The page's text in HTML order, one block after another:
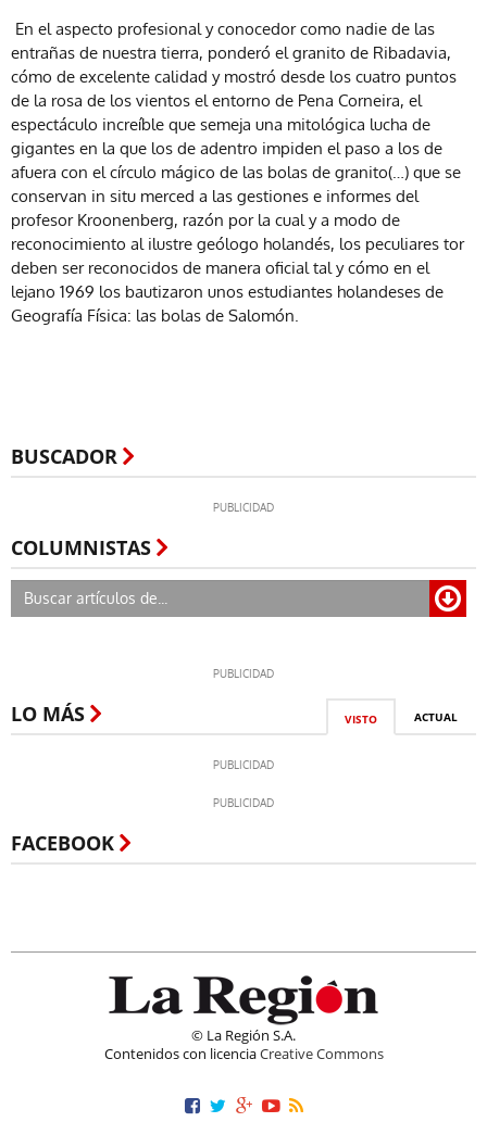
En el aspecto profesional y conocedor como nadie de las
entrañas de nuestra tierra, ponderó el granito de Ribadavia,
cómo de excelente calidad y mostró desde los cuatro puntos
de la rosa de los vientos el entorno de Pena Corneira, el
espectáculo increíble que semeja una mitológica lucha de
gigantes en la que los de adentro impiden el paso a los de
afuera con el círculo mágico de las bolas de granito(…) que se
conservan in situ merced a las gestiones e informes del
profesor Kroonenberg, razón por la cual y a modo de
reconocimiento al ilustre geólogo holandés, los peculiares tor
deben ser reconocidos de manera oficial tal y cómo en el
lejano 1969 los bautizaron unos estudiantes holandeses de
Geografía Física: las bolas de Salomón.
BUSCADOR
COLUMNISTAS
LO MÁS ACTUAL
VISTO
FACEBOOK
© La Región S.A.
Contenidos con licenciaCreative Commons